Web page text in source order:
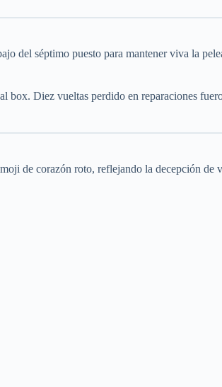
del séptimo puesto para mantener viva la
Diez vueltas perdido en reparaciones
de corazón roto, reflejando la decepción de